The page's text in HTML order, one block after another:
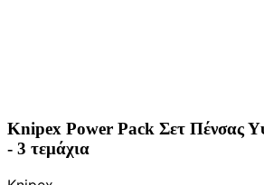
Knipex Power Pack Σετ Πένσας
- 3 τεμάχια